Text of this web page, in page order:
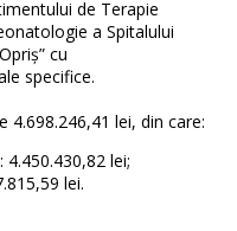
de Terapie
a Spitalului
cu
specifice.
4.698.246,41 lei, din care:
lei;
lei.